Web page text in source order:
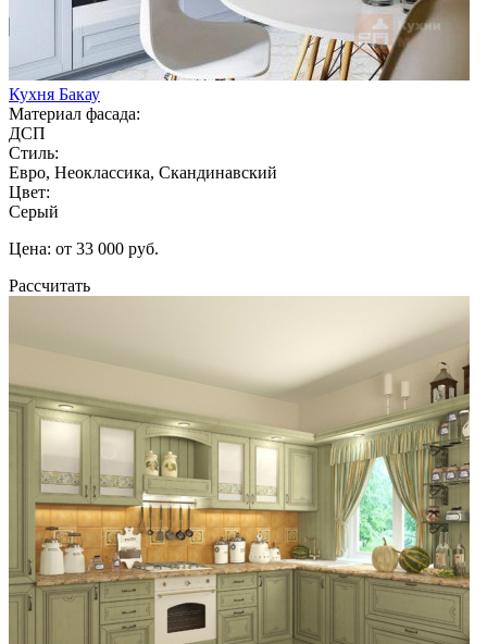
Кухня Бакау
Материал фасада:
ДСП
Стиль:
Евро, Неоклассика, Скандинавский
Цвет:
Серый
Цена: от 33 000 руб.
Рассчитать